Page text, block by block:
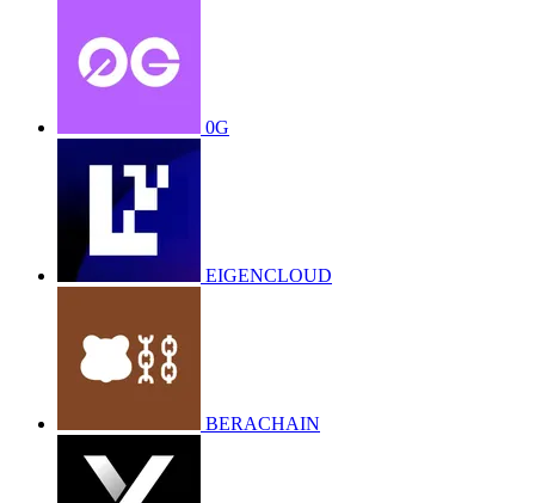
0G
EIGENCLOUD
BERACHAIN